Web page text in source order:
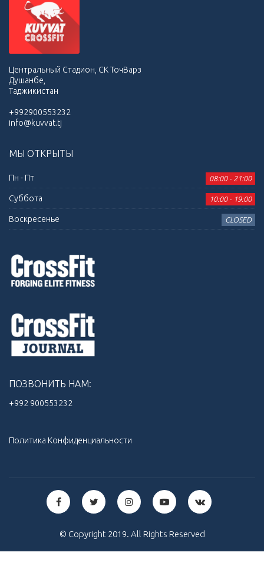
Центральный Стадион, СК ТочВарз
Душанбе,
Таджикистан
+992900553232
info@kuvvat.tj
МЫ ОТКРЫТЫ
Пн - Пт 08:00 - 21:00
Суббота 10:00 - 19:00
Воскресенье CLOSED
ПОЗВОНИТЬ НАМ:
+992 900553232‬
Политика Конфиденциальности
© Copyright 2019. All Rights Reserved